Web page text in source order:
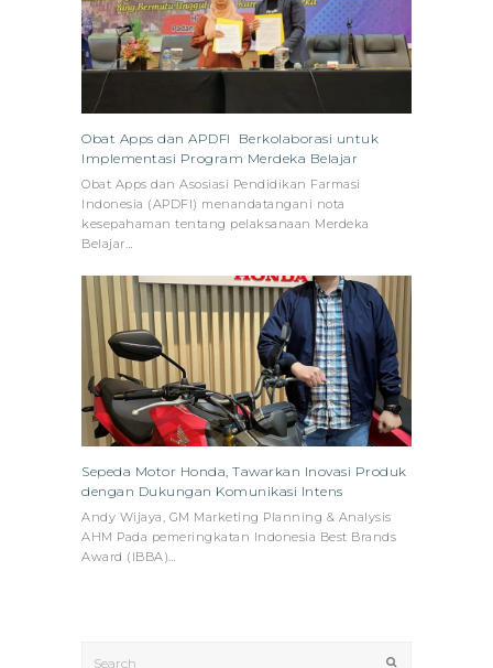
Obat Apps dan APDFI Berkolaborasi untuk
Implementasi Program Merdeka Belajar
Obat Apps dan Asosiasi Pendidikan Farmasi
Indonesia (APDFI) menandatangani nota
kesepahaman tentang pelaksanaan Merdeka
Belajar…
Sepeda Motor Honda, Tawarkan Inovasi Produk
dengan Dukungan Komunikasi Intens
Andy Wijaya, GM Marketing Planning & Analysis
AHM Pada pemeringkatan Indonesia Best Brands
Award (IBBA)…